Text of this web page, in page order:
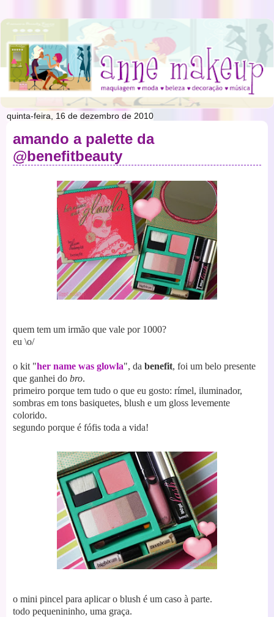
quinta-feira, 16 de dezembro de 2010
amando a palette da
@benefitbeauty
quem tem um irmão que vale por 1000?
eu \o/
o kit "her name was glowla", da benefit, foi um belo presente
que ganhei do bro.
primeiro porque tem tudo o que eu gosto: rímel, iluminador,
sombras em tons basiquetes, blush e um gloss levemente
colorido.
segundo porque é fófis toda a vida!
o mini pincel para aplicar o blush é um caso à parte.
todo pequenininho, uma graça.